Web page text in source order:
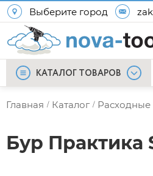
Выберите город
КАТАЛОГ ТОВАРОВ
Главная / Каталог / Расходные
Бур Практика